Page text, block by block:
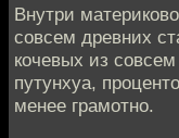
Внутри
совсем древних
кочевых из
путунхуа,
менее грамотно.